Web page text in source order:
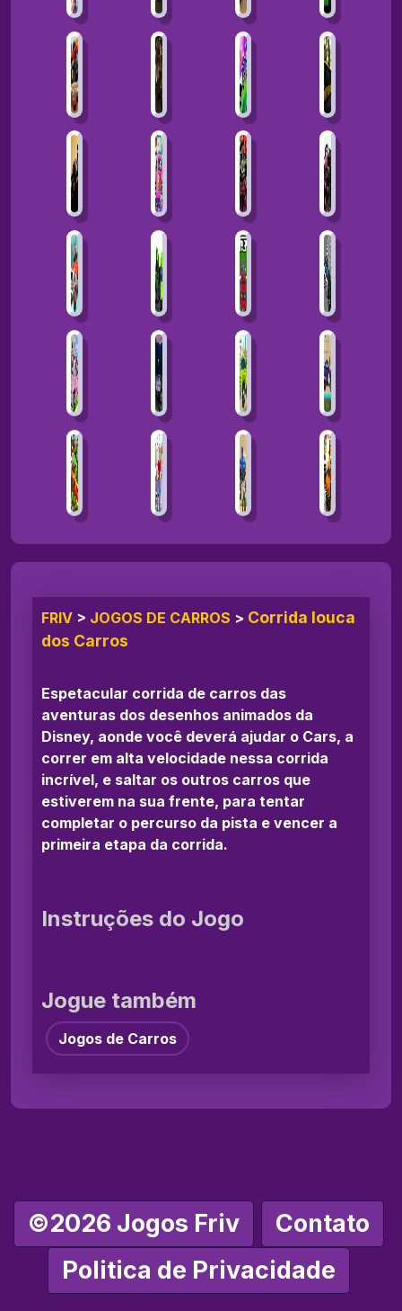
FRIV > JOGOS DE CARROS > Corrida louca
dos Carros
Espetacular corrida de carros das
aventuras dos desenhos animados da
Disney, aonde você deverá ajudar o Cars, a
correr em alta velocidade nessa corrida
incrível, e saltar os outros carros que
estiverem na sua frente, para tentar
completar o percurso da pista e vencer a
primeira etapa da corrida.
Instruções do Jogo
Jogue também
Jogos de Carros
©2026 Jogos Friv
Contato
Politica de Privacidade